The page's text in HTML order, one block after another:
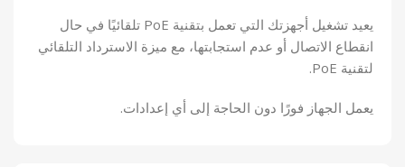
يعيد تشغيل أجهزتك التي تعمل بتقنية PoE تلقائيًا في حال
انقطاع الاتصال أو عدم استجابتها، مع ميزة الاسترداد التلقائي
لتقنية PoE.
يعمل الجهاز فورًا دون الحاجة إلى أي إعدادات.